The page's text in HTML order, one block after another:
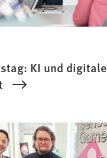
KI und digitale